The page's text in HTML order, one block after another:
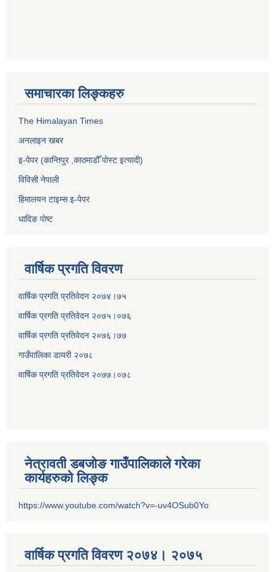
समाचारका लिङ्कहरु
The Himalayan Times
अनलाइन खबर
इ-पेपर (कान्तिपुर ,काठमाडौँ पोस्ट इत्यादी)
विविसी नेपाली
हिमालयन टाइम्स इ-पेपर
धादिङ पाेष्ट
वार्षिक प्रगति विवरण
वार्षिक प्रगति प्रतिवेदन २०७४।७५
वार्षिक प्रगति प्रतिवेदन २०७५।०७६
वार्षिक प्रगति प्रतिवेदन २०७६।७७
गाउँपालिका डायरी २०७८
वार्षिक प्रगति प्रतिवेदन २०७७।०७८
नेत्रावती डबजोङ गाउँपालिकाले गरेका
कार्यहरुको लिङ्क
https://www.youtube.com/watch?v=-uv4OSub0Yo
वार्षिक प्रगति विवरण २०७४। २०७५